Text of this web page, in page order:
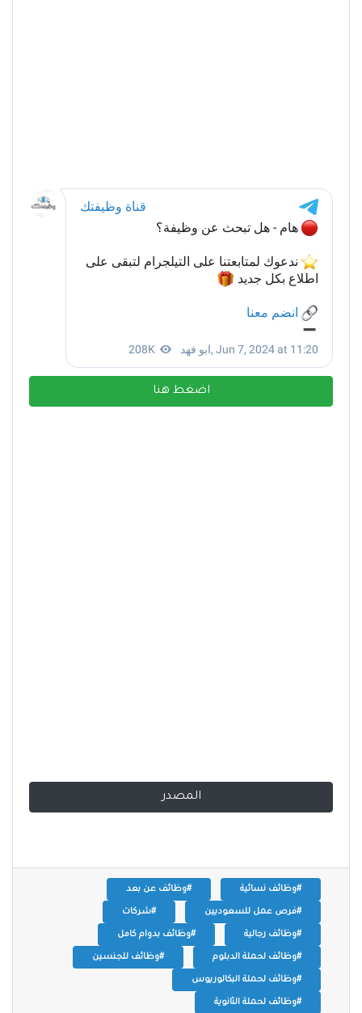
اضغط هنا
المصدر
#وظائف نسائية #وظائف عن بعد
#فرص عمل للسعوديين #شركات
#وظائف رجالية #وظائف بدوام كامل
#وظائف لحملة الدبلوم #وظائف للجنسين
#وظائف لحملة البكالوريوس
#وظائف لحملة الثانوية